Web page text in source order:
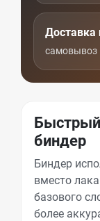
Доставка
самовывоз
биндер
Биндер
вместо
базового
более